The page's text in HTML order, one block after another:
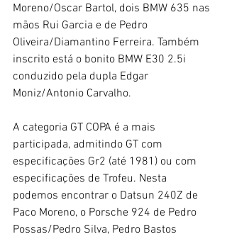
Moreno/Oscar Bartol, dois BMW 635 nas
mãos Rui Garcia e de Pedro
Oliveira/Diamantino Ferreira. Também
inscrito está o bonito BMW E30 2.5i
conduzido pela dupla Edgar
Moniz/Antonio Carvalho.
A categoria GT COPA é a mais
participada, admitindo GT com
especificações Gr2 (até 1981) ou com
especificações de Trofeu. Nesta
podemos encontrar o Datsun 240Z de
Paco Moreno, o Porsche 924 de Pedro
Possas/Pedro Silva, Pedro Bastos